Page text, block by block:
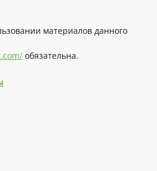
материалов данного
обязательна.